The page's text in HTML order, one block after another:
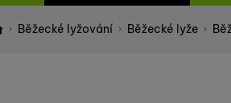
Běžecké lyžování Běžecké lyže